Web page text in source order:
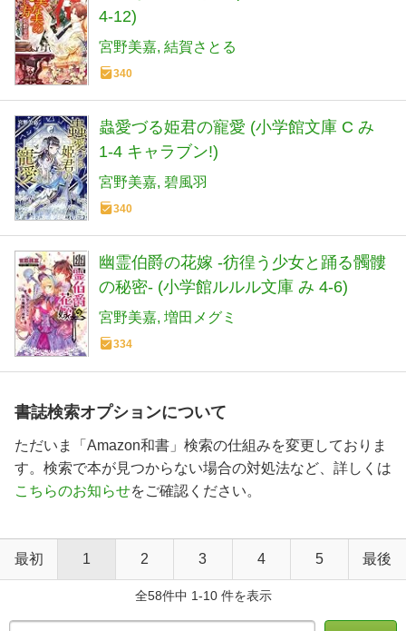
4-12)
宮野美嘉 結賀さとる
340
蟲愛づる姫君の寵愛 (小学館文庫 C み
1-4 キャラブン!)
宮野美嘉 碧風羽
340
幽霊伯爵の花嫁 -彷徨う少女と踊る髑髏
の秘密- (小学館ルルル文庫 み 4-6)
宮野美嘉 増田メグミ
334
書誌検索オプションについて
ただいま「Amazon和書」検索の仕組みを変更しておりま
す。検索で本が見つからない場合の対処法など、詳しくは
こちらのお知らせをご確認ください。
最初 1 2 3 4 5 最後
全58件中 1-10 件を表示